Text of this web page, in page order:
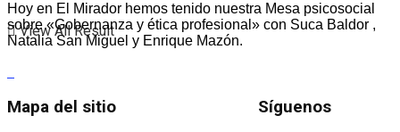
View All Result
Hoy en El Mirador hemos tenido nuestra Mesa psicosocial
sobre «Gobernanza y ética profesional» con Suca Baldor ,
Natalia San Miguel y Enrique Mazón.
Mapa del sitio Síguenos